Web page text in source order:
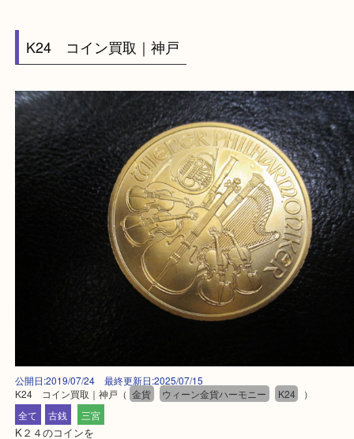
HOME
K24 コイン買取｜神戸